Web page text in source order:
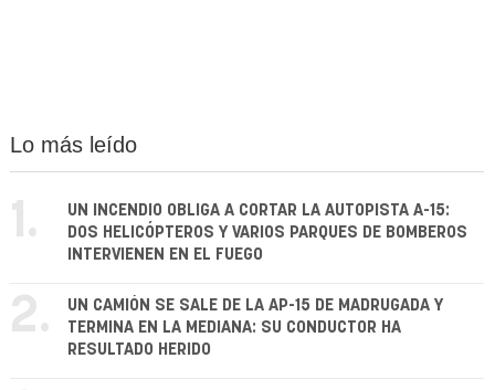
Lo más leído
1.
UN INCENDIO OBLIGA A CORTAR LA AUTOPISTA A-15:
DOS HELICÓPTEROS Y VARIOS PARQUES DE BOMBEROS
INTERVIENEN EN EL FUEGO
2.
UN CAMIÓN SE SALE DE LA AP-15 DE MADRUGADA Y
TERMINA EN LA MEDIANA: SU CONDUCTOR HA
RESULTADO HERIDO